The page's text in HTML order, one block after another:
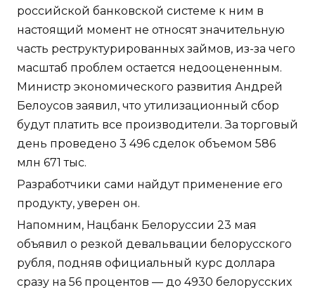
российской банковской системе к ним в
настоящий момент не относят значительную
часть реструктурированных займов, из-за чего
масштаб проблем остается недооцененным.
Министр экономического развития Андрей
Белоусов заявил, что утилизационный сбор
будут платить все производители. За торговый
день проведено 3 496 сделок объемом 586
млн 671 тыс.
Разработчики сами найдут применение его
продукту, уверен он.
Напомним, Нацбанк Белоруссии 23 мая
объявил о резкой девальвации белорусского
рубля, подняв официальный курс доллара
сразу на 56 процентов — до 4930 белорусских